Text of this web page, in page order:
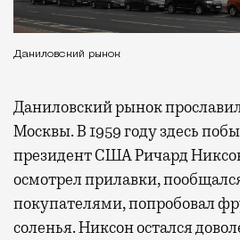
Даниловский рынок
Даниловский рынок
Москвы. В 1959 году здесь
президент США Ричард
осмотрел прилавки,
покупателями, попробовал
соленья. Никсон остался